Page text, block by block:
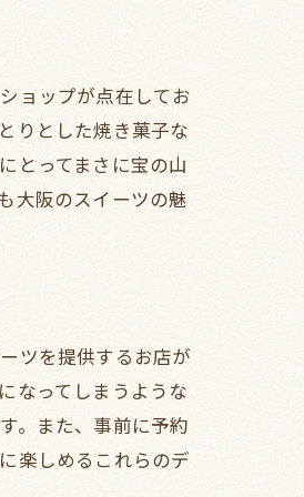
ョップが点在してお
りとした焼き菓子な
とってまさに宝の山
大阪のスイーツの魅
ツを提供するお店が
なってしまうような
。また、事前に予約
楽しめるこれらのデ